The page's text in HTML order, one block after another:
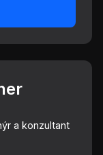
a konzultant